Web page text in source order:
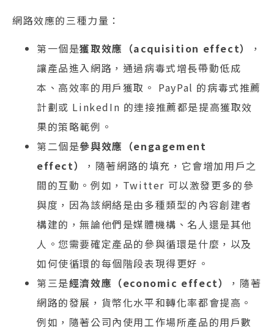
網路效應的三種力量：
第一個是獲取效應（acquisition effect）
，
讓產品進入網路，通過病毒式增長帶動低成
本、高效率的用戶獲取。 PayPal 的病毒式推薦
計劃或 LinkedIn 的連接推薦都是提高獲取效
果的策略範例。
第二個是參與效應（engagement
effect）
，隨著網路的填充，它會增加用戶之
間的互動。例如，Twitter 可以激發更多的參
與度，因為該網絡是由多種類型的內容創建者
構建的，無論他們是媒體機構、名人還是其他
人。您需要確定產品的參與循環是什麼，以及
如何使循環的每個階段表現得更好。
第三是經濟效應（economic effect）
，隨著
網路的發展，貨幣化水平和轉化率都會提高。
例如，隨著公司內使用工作場所產品的用戶數